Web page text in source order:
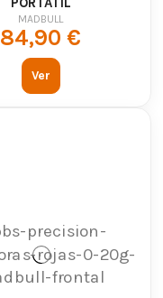
MADBULL
84,90 €
Ver